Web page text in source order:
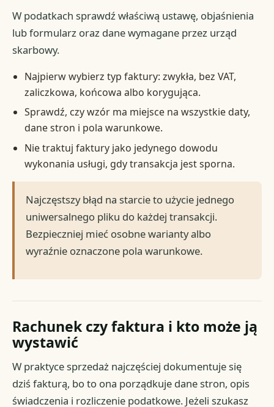
W podatkach sprawdź właściwą ustawę, objaśnienia
lub formularz oraz dane wymagane przez urząd
skarbowy.
Najpierw wybierz typ faktury: zwykła, bez VAT,
zaliczkowa, końcowa albo korygująca.
Sprawdź, czy wzór ma miejsce na wszystkie daty,
dane stron i pola warunkowe.
Nie traktuj faktury jako jedynego dowodu
wykonania usługi, gdy transakcja jest sporna.
Najczęstszy błąd na starcie to użycie jednego
uniwersalnego pliku do każdej transakcji.
Bezpieczniej mieć osobne warianty albo
wyraźnie oznaczone pola warunkowe.
Rachunek czy faktura i kto może ją
wystawić
W praktyce sprzedaż najczęściej dokumentuje się
dziś fakturą, bo to ona porządkuje dane stron, opis
świadczenia i rozliczenie podatkowe. Jeżeli szukasz